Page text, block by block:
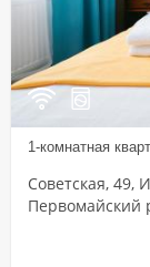
1-комнатная
Советская, 49,
Первомайский